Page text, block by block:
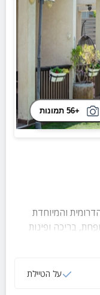
+56 תמונות
והמיוחדת
בריכה ופינות
המון אטרקציות
על הטיילת